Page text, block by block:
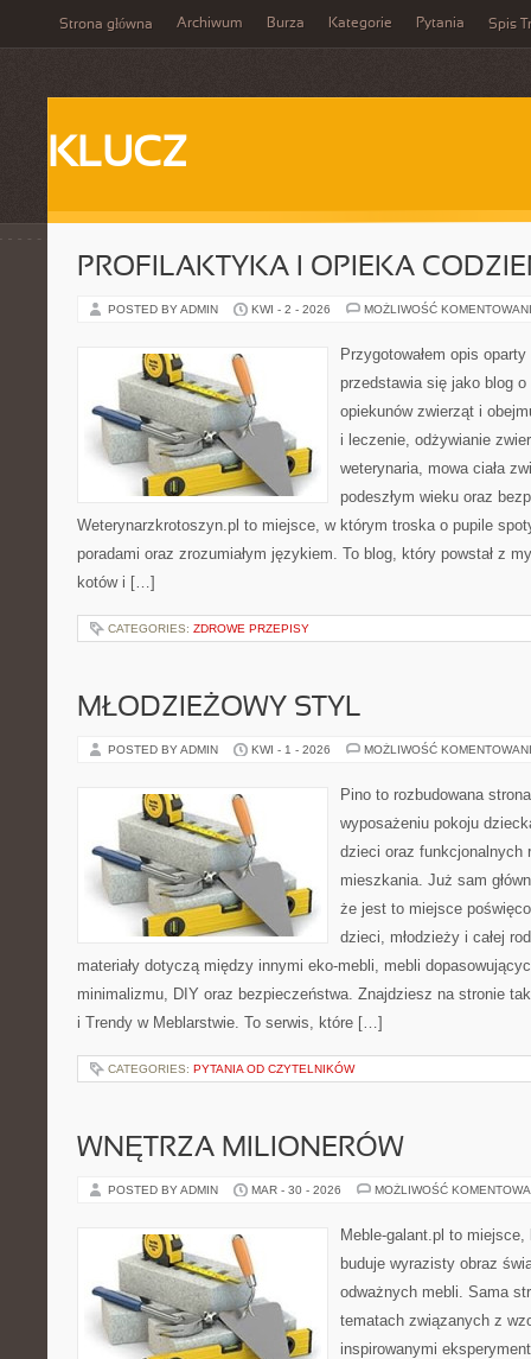
Strona główna Archiwum Burza Kategorie Pytania Spis
KLUCZ
PROFILAKTYKA I OPIEKA
POSTED BY ADMIN KWI - 2 - 2026 MOŻLIWOŚĆ
Przygotowałem opis
przedstawia się jako blog
opiekunów zwierząt i
i leczenie, odżywianie
weterynaria, mowa ciała
podeszłym wieku oraz
Weterynarzkrotoszyn.pl to miejsce, w którym troska o pupile
poradami oraz zrozumiałym językiem. To blog, który powstał z
kotów i […]
CATEGORIES: ZDROWE PRZEPISY
MŁODZIEŻOWY STYL
POSTED BY ADMIN KWI - 1 - 2026 MOŻLIWOŚĆ
Pino to rozbudowana
wyposażeniu pokoju
dzieci oraz funkcjonalnych
mieszkania. Już sam
że jest to miejsce
dzieci, młodzieży i całej
materiały dotyczą między innymi eko-mebli, mebli
minimalizmu, DIY oraz bezpieczeństwa. Znajdziesz na stronie
i Trendy w Meblarstwie. To serwis, które […]
CATEGORIES: PYTANIA OD CZYTELNIKÓW
WNĘTRZA MILIONERÓW
POSTED BY ADMIN MAR - 30 - 2026 MOŻLIWOŚĆ
Meble-galant.pl to
buduje wyrazisty obraz
odważnych mebli. Sama
tematach związanych z
inspirowanymi